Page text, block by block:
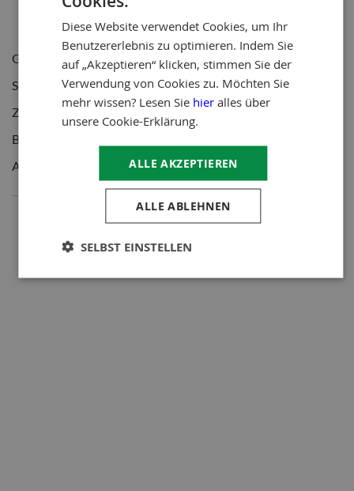
Gabionen Wasserfälle
Gabionen Mach-es-selbst-Paket
Gartenkamine
Stahlgitter
Zubehör
Bruchsteine
Angebote
Diese Website verwendet Cookies, um Ihr
Benutzererlebnis zu optimieren. Indem Sie
auf „Akzeptieren“ klicken, stimmen Sie der
Verwendung von Cookies zu. Möchten Sie
mehr wissen? Lesen Sie hieralles über
unsere Cookie-Erklärung.
ALLE AKZEPTIEREN
ALLE ABLEHNEN
SELBST EINSTELLEN